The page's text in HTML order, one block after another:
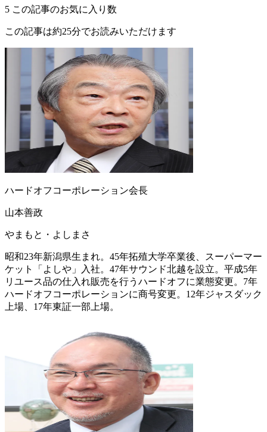
5 この記事のお気に入り数
この記事は約25分でお読みいただけます
ハードオフコーポレーション会長
山本善政
やまもと・よしまさ
昭和23年新潟県生まれ。45年拓殖大学卒業後、スーパーマー
ケット「よしや」入社。47年サウンド北越を設立。平成5年
リユース品の仕入れ販売を行うハードオフに業態変更。7年
ハードオフコーポレーションに商号変更。12年ジャスダック
上場、17年東証一部上場。